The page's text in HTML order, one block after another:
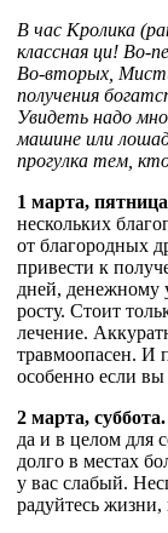
В час Кролика
классная ци! Во-
Во-вторых,
получения
Увидеть надо
машине или
прогулка тем,
1 марта, пятница
нескольких
от благородных
привести к
дней, денежному
росту. Стоит
лечение.
травмоопасен. И
особенно если
2 марта, суббота.
да и в целом для
долго в местах
у вас слабый.
радуйтесь жизни,